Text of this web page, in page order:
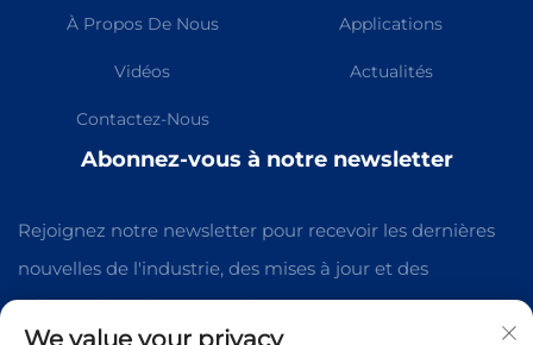
À Propos De Nous Applications
Vidéos Actualités
Contactez-Nous
Abonnez-vous à notre newsletter
Rejoignez notre newsletter pour recevoir les dernières
nouvelles de l'industrie, des mises à jour et des
informations de notre équipe.
We value your privacy